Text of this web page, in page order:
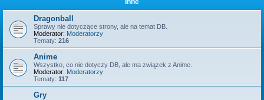
Inne
Dragonball
Sprawy nie dotyczące strony, ale na temat DB.
Moderator: Moderatorzy
Tematy: 216
Anime
Wszystko, co nie dotyczy DB, ale ma związek z Anime.
Moderator: Moderatorzy
Tematy: 117
Gry